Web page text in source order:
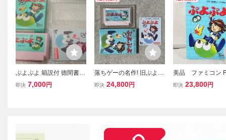
ぷよぷよ 箱説付 徳間書店
インターメディア TOKU
即決 7,000円
落ちゲーの名作! 旧ぷよ
動作確認済 良品〜美品 激
即決 24,800円
美品 ファミコン
よぷよ
即決 23,800円